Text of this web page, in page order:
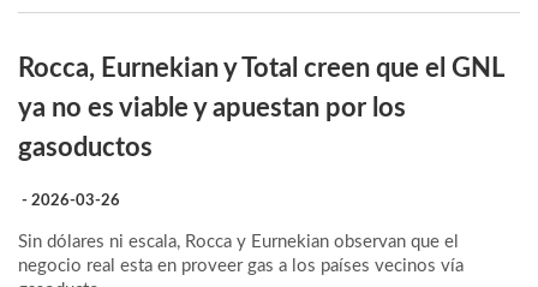
Rocca, Eurnekian y Total creen que el GNL
ya no es viable y apuestan por los
gasoductos
- 2026-03-26
Sin dólares ni escala, Rocca y Eurnekian observan que el
negocio real esta en proveer gas a los países vecinos vía